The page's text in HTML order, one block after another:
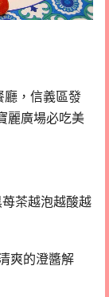
茶越泡越酸越
爽的澄醬解